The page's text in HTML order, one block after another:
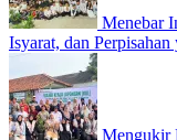
Menebar
Isyarat, dan
Mengukir